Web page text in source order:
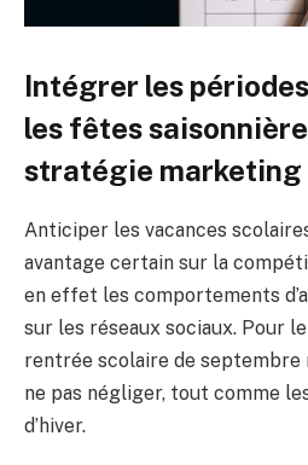
Intégrer les
les fêtes
stratégie
Anticiper les vacances
avantage certain sur la
en effet les comportements
sur les réseaux sociaux. Pour
rentrée scolaire de
ne pas négliger, tout comme
d’hiver.